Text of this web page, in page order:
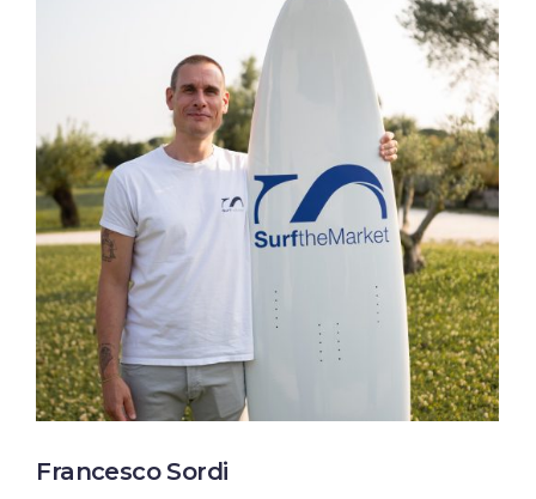
Francesco Sordi